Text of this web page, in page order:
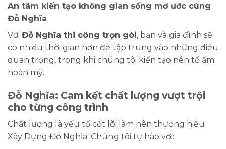
An tâm kiến tạo không gian sống mơ ước cùng
Đỗ Nghĩa
Với Đỗ Nghĩa thi công trọn gói, bạn và gia đình sẽ
có nhiều thời gian hơn để tập trung vào những điều
quan trọng, trong khi chúng tôi kiến tạo nên tổ ấm
hoàn mỹ.
Đỗ Nghĩa: Cam kết chất lượng vượt trội
cho từng công trình
Chất lượng là yếu tố cốt lõi làm nên thương hiệu
Xây Dựng Đỗ Nghĩa. Chúng tôi tự hào với: